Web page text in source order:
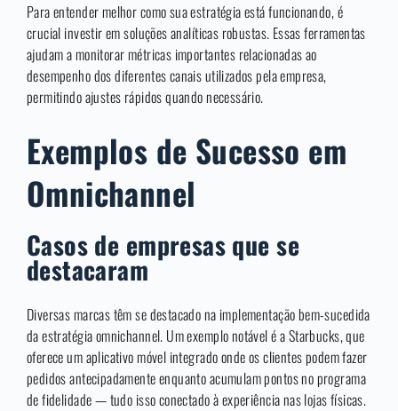
Para entender melhor como sua estratégia está funcionando, é
crucial investir em soluções analíticas robustas. Essas ferramentas
ajudam a monitorar métricas importantes relacionadas ao
desempenho dos diferentes canais utilizados pela empresa,
permitindo ajustes rápidos quando necessário.
Exemplos de Sucesso em
Omnichannel
Casos de empresas que se
destacaram
Diversas marcas têm se destacado na implementação bem-sucedida
da estratégia omnichannel. Um exemplo notável é a Starbucks, que
oferece um aplicativo móvel integrado onde os clientes podem fazer
pedidos antecipadamente enquanto acumulam pontos no programa
de fidelidade — tudo isso conectado à experiência nas lojas físicas.